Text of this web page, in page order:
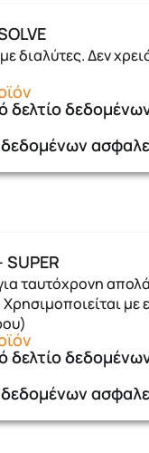
διαλύτες. Δεν
δελτίο
SUPER
ταυτόχρονη
με
δελτίο